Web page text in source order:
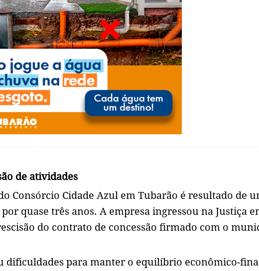
de atividades
Consórcio Cidade Azul em Tubarão é resultado de
quase três anos. A empresa ingressou na Justiça
do contrato de concessão firmado com o
dificuldades para manter o equilíbrio econômico-